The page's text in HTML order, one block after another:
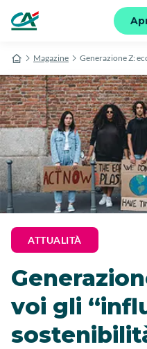
Magazine Generazione Z:
ATTUALITÀ
voi gli